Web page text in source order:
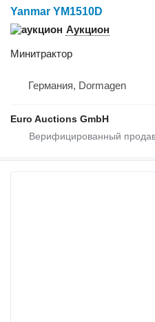
Yanmar YM1510D
Аукцион
Минитрактор
Германия, Dormagen
Euro Auctions GmbH